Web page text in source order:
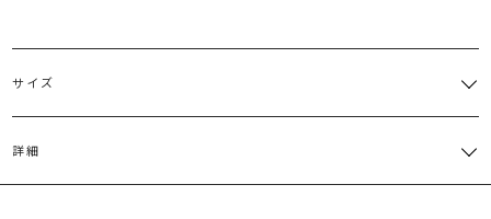
サイズ
M 77cm～ 62.5cm 36cm～ 60cm～ 120cm
詳細